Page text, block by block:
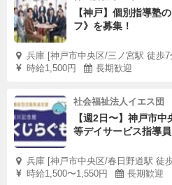
【神戸】個別指導塾
フ》を募集！
兵庫 [神戸市中央区/三ノ宮駅 徒歩7
時給1,500円
長期歓迎
社会福祉法人イエス団
【週2日〜】神戸市
等デイサービス指導員
兵庫 [神戸市中央区/春日野道駅 徒
時給1,500〜1,550円
長期歓迎